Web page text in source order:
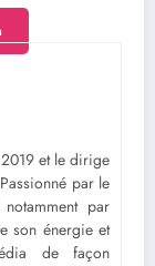
et le dirige
par le
par
son énergie et
de façon